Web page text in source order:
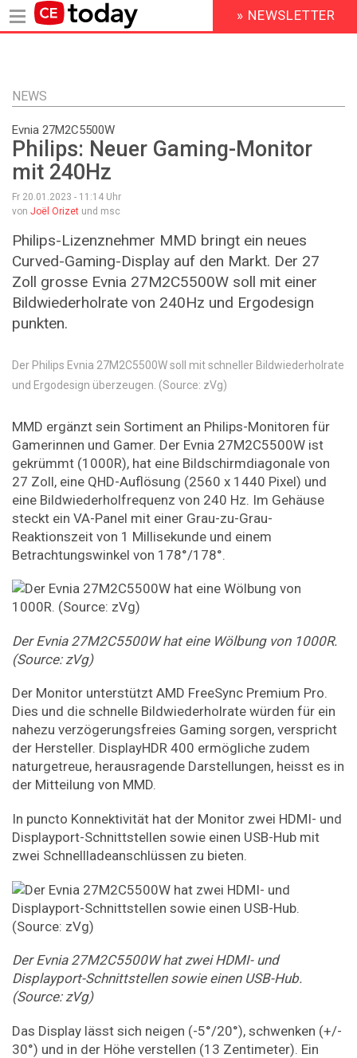
Inhalt
HEADER
MENU
» NEWSLETTER
NEWS
Evnia 27M2C5500W
Philips: Neuer Gaming-Monitor
mit 240Hz
Fr 20.01.2023 - 11:14 Uhr
von Joël Orizet und msc
Philips-Lizenznehmer MMD bringt ein neues
Curved-Gaming-Display auf den Markt. Der 27
Zoll grosse Evnia 27M2C5500W soll mit einer
Bildwiederholrate von 240Hz und Ergodesign
punkten.
Der Philips Evnia 27M2C5500W soll mit schneller Bildwiederholrate
und Ergodesign überzeugen. (Source: zVg)
MMD ergänzt sein Sortiment an Philips-Monitoren für
Gamerinnen und Gamer. Der Evnia 27M2C5500W ist
gekrümmt (1000R), hat eine Bildschirmdiagonale von
27 Zoll, eine QHD-Auflösung (2560 x 1440 Pixel) und
eine Bildwiederholfrequenz von 240 Hz. Im Gehäuse
steckt ein VA-Panel mit einer Grau-zu-Grau-
Reaktionszeit von 1 Millisekunde und einem
Betrachtungswinkel von 178°/178°.
Der Evnia 27M2C5500W hat eine Wölbung von 1000R.
(Source: zVg)
Der Monitor unterstützt AMD FreeSync Premium Pro.
Dies und die schnelle Bildwiederholrate würden für ein
nahezu verzögerungsfreies Gaming sorgen, verspricht
der Hersteller. DisplayHDR 400 ermögliche zudem
naturgetreue, herausragende Darstellungen, heisst es in
der Mitteilung von MMD.
In puncto Konnektivität hat der Monitor zwei HDMI- und
Displayport-Schnittstellen sowie einen USB-Hub mit
zwei Schnellladeanschlüssen zu bieten.
Der Evnia 27M2C5500W hat zwei HDMI- und
Displayport-Schnittstellen sowie einen USB-Hub.
(Source: zVg)
Das Display lässt sich neigen (-5°/20°), schwenken (+/-
30°) und in der Höhe verstellen (13 Zentimeter). Ein